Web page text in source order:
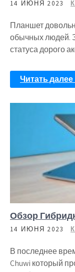
14 ИЮНЯ 2023
Планшет
обычных людей.
статуса дорого
Читать
Обзор
14 ИЮНЯ 2023
В последнее
Chuwi который